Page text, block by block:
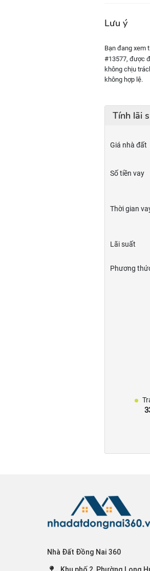
Lưu ý
Bạn đang xem
#13577, được
không chịu
không hợp lệ.
Tính lãi
Giá nhà đất
Số tiền vay
Thời gian
Lãi suất
Phương
Nhà Đất Đồng Nai 360